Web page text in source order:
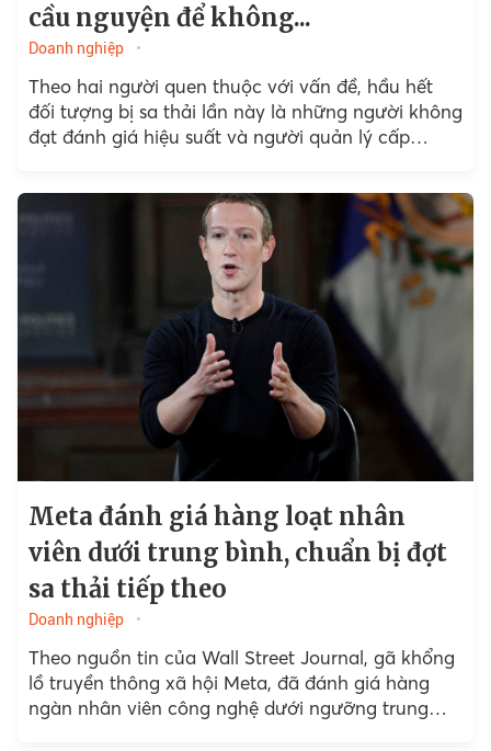
cầu nguyện để không...
Doanh nghiệp
Theo hai người quen thuộc với vấn đề, hầu hết
đối tượng bị sa thải lần này là những người không
đạt đánh giá hiệu suất và người quản lý cấp
Meta đánh giá hàng loạt nhân
viên dưới trung bình, chuẩn bị đợt
sa thải tiếp theo
Doanh nghiệp
Theo nguồn tin của Wall Street Journal, gã khổng
lồ truyền thông xã hội Meta, đã đánh giá hàng
ngàn nhân viên công nghệ dưới ngưỡng trung